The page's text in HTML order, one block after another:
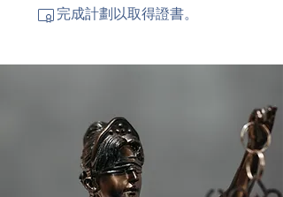
完成計劃以取得證書。